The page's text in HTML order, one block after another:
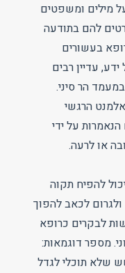
מילים ומשפטים
להם בתודעה
בעשורים
עדיין רבים
הר סיני.
הרגשי
על ידי
או לרעה.
להפיח תקוה
לכאב להפוך
לבקרים כרופא
מספר דוגמאות:
שלא תוכלי לגדל